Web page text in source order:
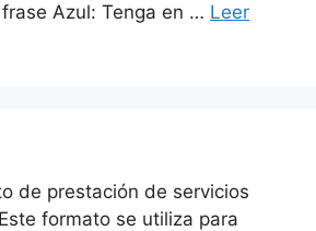
Azul: Tenga en … Leer
de prestación de servicios
formato se utiliza para